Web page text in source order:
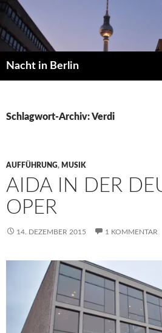
Zum
Inhalt
springen
Nacht in Berlin
Schlagwort-Archiv: Verdi
AUFFÜHRUNG, MUSIK
AIDA IN DER
OPER
14. DEZEMBER 2015 1 KOMMENTAR